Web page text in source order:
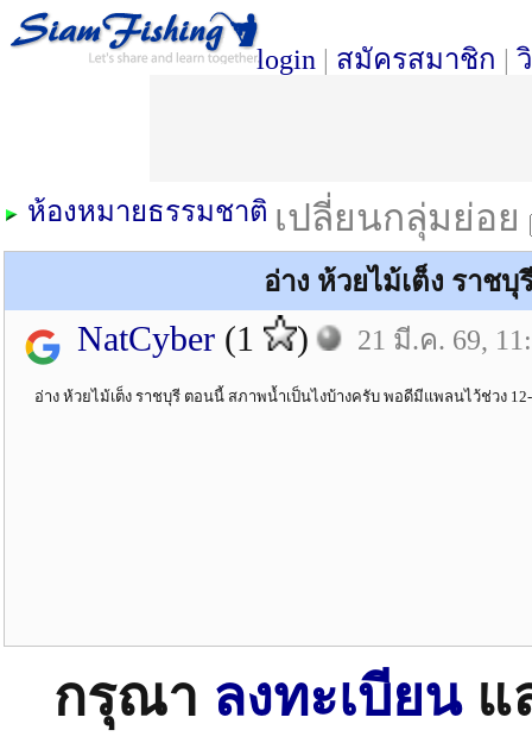
login | สมัครสมาชิก |
เปลี่ยนกลุ่มย่อย
ห้องหมายธรรมชาติ
อ่าง ห้วยไม้เต็ง ราช
NatCyber (1 ) 21 มี.ค. 69,
อ่าง ห้วยไม้เต็ง ราชบุรี ตอนนี้ สภาพน้ำเป็นไงบ้างครับ พอดีมีแพลนไว้ช่วง
กรุณา ลงทะเบียนแ